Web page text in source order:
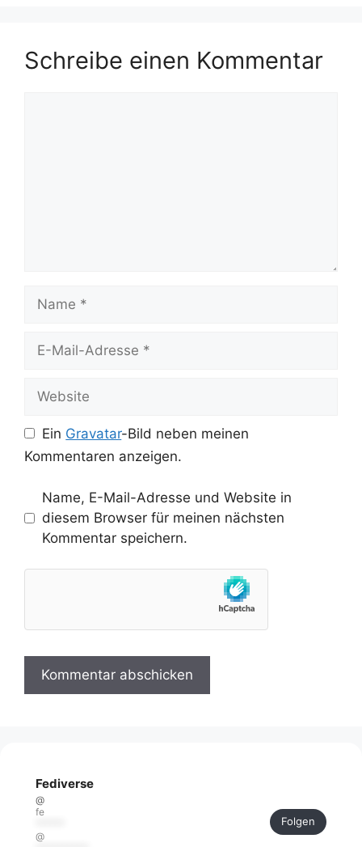
Schreibe einen Kommentar
Name
Website
Ein Gravatar-Bild neben meinen
Kommentaren anzeigen.
Name, E-Mail-Adresse und Website in
diesem Browser für meinen nächsten
Kommentar speichern.
Fediverse
@
fe
@
Folgen